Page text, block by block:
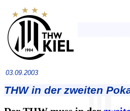
03.09.2003
THW in der zweiten